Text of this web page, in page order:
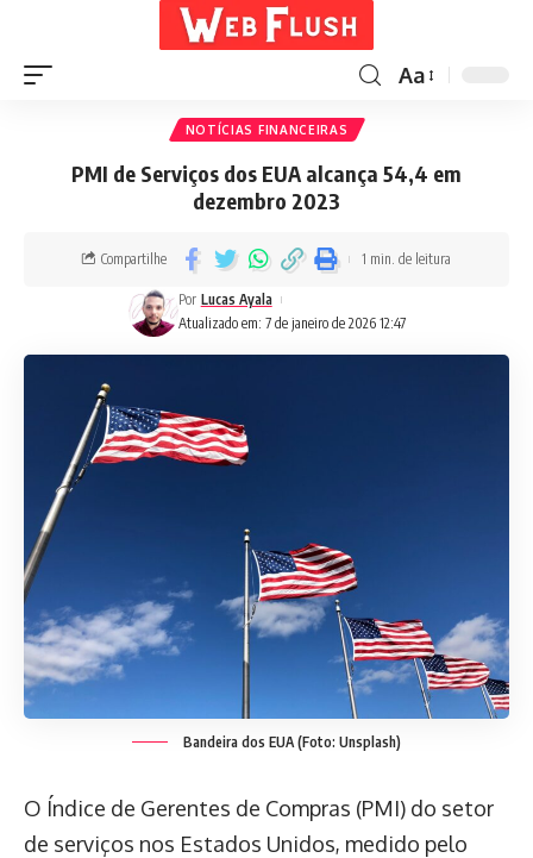
Aa
NOTÍCIAS FINANCEIRAS
PMI de Serviços dos EUA alcança 54,4 em
dezembro 2023
Atualizado em: 7 de janeiro de 2026 12:47
Por Lucas Ayala
Compartilhe 1 min. de leitura
Bandeira dos EUA (Foto: Unsplash)
O Índice de Gerentes de Compras (PMI) do setor
de serviços nos Estados Unidos, medido pelo